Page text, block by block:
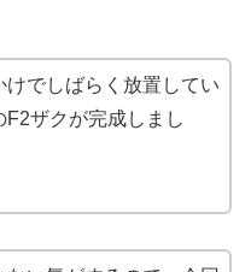
でしばらく放置してい
ザクが完成しまし